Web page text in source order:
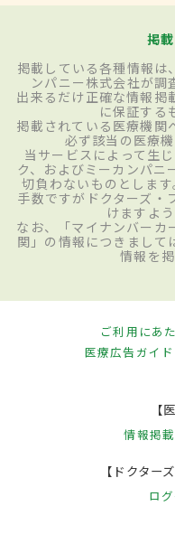
掲
掲載している各種情報は
ンパニー株式会社が調
出来るだけ正確な情報掲
に保証する
掲載されている医療機関
必ず該当の医療
当サービスによって生
ク、およびミーカンパニ
切負わないものとしま
手数ですがドクターズ・
けますよ
なお、「マイナンバーカ
関」の情報につきまして
情報を
ご利用にあ
医療広告ガイ
【
情報掲
【ドクター
ロ